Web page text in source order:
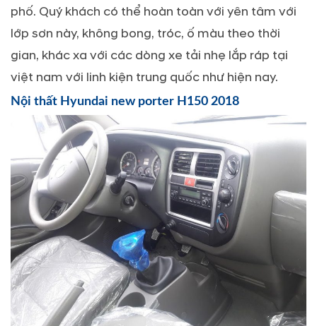
phố. Quý khách có thể hoàn toàn với yên tâm với
lớp sơn này, không bong, tróc, ố màu theo thời
gian, khác xa với các dòng xe tải nhẹ lắp ráp tại
việt nam với linh kiện trung quốc như hiện nay.
Nội thất Hyundai new porter H150 2018